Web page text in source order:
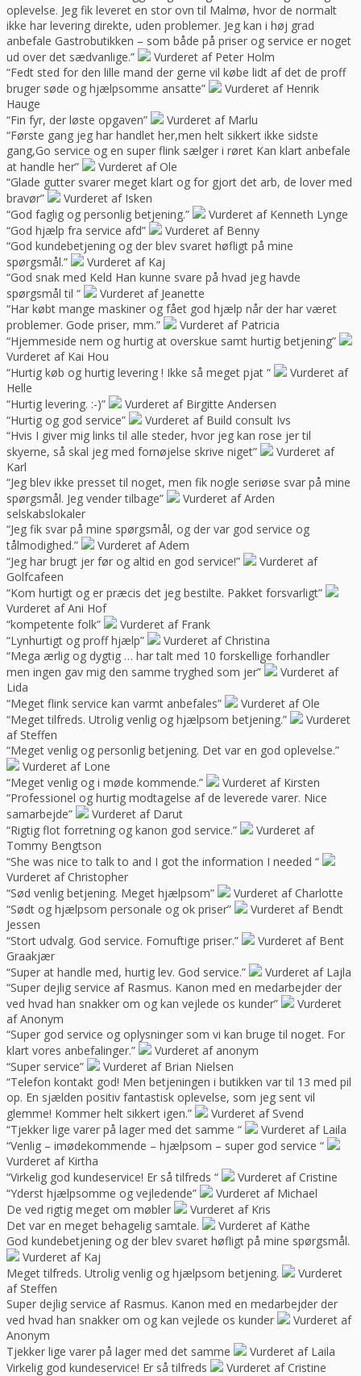
oplevelse. Jeg fik leveret en stor ovn til Malmø, hvor de normalt
ikke har levering direkte, uden problemer. Jeg kan i høj grad
anbefale Gastrobutikken – som både på priser og service er noget
ud over det sædvanlige.”
Vurderet af Peter Holm
“Fedt sted for den lille mand der gerne vil købe lidt af det de proff
bruger søde og hjælpsomme ansatte”
Vurderet af Henrik
Hauge
“Fin fyr, der løste opgaven”
Vurderet af Marlu
“Første gang jeg har handlet her,men helt sikkert ikke sidste
gang,Go service og en super flink sælger i røret Kan klart anbefale
at handle her”
Vurderet af Ole
“Glade gutter svarer meget klart og for gjort det arb, de lover med
bravør”
Vurderet af Isken
“God faglig og personlig betjening.”
Vurderet af Kenneth Lynge
“God hjælp fra service afd”
Vurderet af Benny
“God kundebetjening og der blev svaret høfligt på mine
spørgsmål.”
Vurderet af Kaj
“God snak med Keld Han kunne svare på hvad jeg havde
spørgsmål til “
Vurderet af Jeanette
“Har købt mange maskiner og fået god hjælp når der har været
problemer. Gode priser, mm.”
Vurderet af Patricia
“Hjemmeside nem og hurtig at overskue samt hurtig betjening”
Vurderet af Kai Hou
“Hurtig køb og hurtig levering ! Ikke så meget pjat “
Vurderet af
Helle
“Hurtig levering. :-)”
Vurderet af Birgitte Andersen
“Hurtig og god service”
Vurderet af Build consult Ivs
“Hvis I giver mig links til alle steder, hvor jeg kan rose jer til
skyerne, så skal jeg med fornøjelse skrive niget”
Vurderet af
Karl
“Jeg blev ikke presset til noget, men fik nogle seriøse svar på mine
spørgsmål. Jeg vender tilbage”
Vurderet af Arden
selskabslokaler
“Jeg fik svar på mine spørgsmål, og der var god service og
tålmodighed.”
Vurderet af Adem
“Jeg har brugt jer før og altid en god service!”
Vurderet af
Golfcafeen
“Kom hurtigt og er præcis det jeg bestilte. Pakket forsvarligt”
Vurderet af Ani Hof
“kompetente folk”
Vurderet af Frank
“Lynhurtigt og proff hjælp”
Vurderet af Christina
“Mega ærlig og dygtig … har talt med 10 forskellige forhandler
men ingen gav mig den samme tryghed som jer”
Vurderet af
Lida
“Meget flink service kan varmt anbefales”
Vurderet af Ole
“Meget tilfreds. Utrolig venlig og hjælpsom betjening.”
Vurderet
af Steffen
“Meget venlig og personlig betjening. Det var en god oplevelse.”
Vurderet af Lone
“Meget venlig og i møde kommende.”
Vurderet af Kirsten
“Professionel og hurtig modtagelse af de leverede varer. Nice
samarbejde”
Vurderet af Darut
“Rigtig flot forretning og kanon god service.”
Vurderet af
Tommy Bengtson
“She was nice to talk to and I got the information I needed “
Vurderet af Christopher
“Sød venlig betjening. Meget hjælpsom”
Vurderet af Charlotte
“Sødt og hjælpsom personale og ok priser”
Vurderet af Bendt
Jessen
“Stort udvalg. God service. Fornuftige priser.”
Vurderet af Bent
Graakjær
“Super at handle med, hurtig lev. God service.”
Vurderet af Lajla
“Super dejlig service af Rasmus. Kanon med en medarbejder der
ved hvad han snakker om og kan vejlede os kunder”
Vurderet
af Anonym
“Super god service og oplysninger som vi kan bruge til noget. For
klart vores anbefalinger.”
Vurderet af anonym
“Super service”
Vurderet af Brian Nielsen
“Telefon kontakt god! Men betjeningen i butikken var til 13 med pil
op. En sjælden positiv fantastisk oplevelse, som jeg sent vil
glemme! Kommer helt sikkert igen.”
Vurderet af Svend
“Tjekker lige varer på lager med det samme “
Vurderet af Laila
“Venlig – imødekommende – hjælpsom – super god service “
Vurderet af Kirtha
“Virkelig god kundeservice! Er så tilfreds “
Vurderet af Cristine
“Yderst hjælpsomme og vejledende”
Vurderet af Michael
De ved rigtig meget om møbler
Vurderet af Kris
Det var en meget behagelig samtale.
Vurderet af Käthe
God kundebetjening og der blev svaret høfligt på mine spørgsmål.
Vurderet af Kaj
Meget tilfreds. Utrolig venlig og hjælpsom betjening.
Vurderet
af Steffen
Super dejlig service af Rasmus. Kanon med en medarbejder der
ved hvad han snakker om og kan vejlede os kunder
Vurderet af
Anonym
Tjekker lige varer på lager med det samme
Vurderet af Laila
Virkelig god kundeservice! Er så tilfreds
Vurderet af Cristine